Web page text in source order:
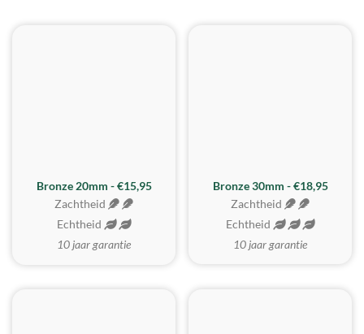
Bronze 20mm - €15,95
Zachtheid
Echtheid
10 jaar garantie
BESTE KOOP
Bronze 30mm - €18,95
Zachtheid
Echtheid
10 jaar garantie